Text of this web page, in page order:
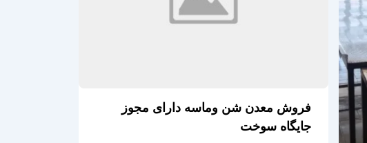
فروش معدن شن وماسه دارای مجوز
جایگاه سوخت